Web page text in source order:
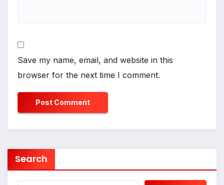
Save my name, email, and website in this
browser for the next time I comment.
Search